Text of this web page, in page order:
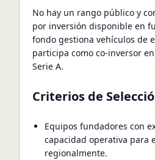
No hay un rango público y
por inversión disponible en
fondo gestiona vehículos de
participa como co-inversor
Serie A.
Criterios de
Equipos fundadores con
capacidad operativa para
regionalmente.